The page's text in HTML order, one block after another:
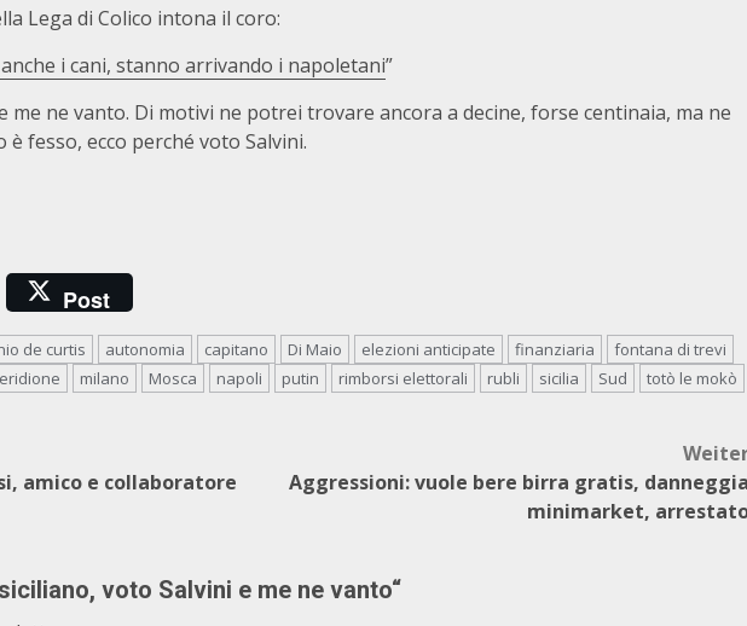
Lega di Colico intona il coro:
i cani, stanno arrivando i napoletani”
me ne vanto. Di motivi ne potrei trovare ancora a decine, forse centinaia, ma ne
fesso, ecco perché voto Salvini.
Post
de curtis autonomia capitano Di Maio elezioni anticipate finanziaria
fontana di trevi
milano Mosca napoli putin rimborsi elettorali rubli sicilia Sud
totò le mokò
amico e collaboratore
Aggressioni: vuole bere birra gratis, danneggia
minimarket,
voto Salvini e me ne vanto“